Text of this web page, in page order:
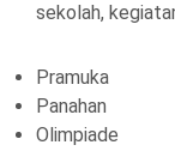
sekolah,
Pramuka
Panahan
Olimpiade